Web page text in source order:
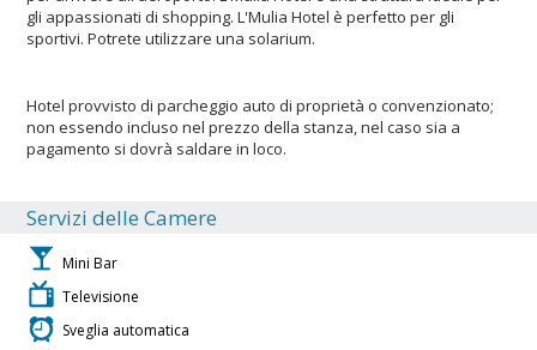
gli appassionati di shopping. L'Mulia Hotel è perfetto per gli
sportivi. Potrete utilizzare una solarium.
Hotel provvisto di parcheggio auto di proprietà o convenzionato;
non essendo incluso nel prezzo della stanza, nel caso sia a
pagamento si dovrà saldare in loco.
Servizi delle Camere
Mini Bar
Televisione
Sveglia automatica